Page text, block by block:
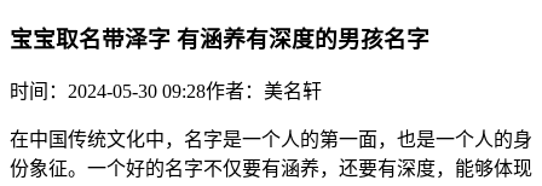
宝宝取名带泽字 有涵养有深度的男孩名字
时间：2024-05-30 09:28作者：美名轩
在中国传统文化中，名字是一个人的第一面，也是一个人的身
份象征。一个好的名字不仅要有涵养，还要有深度，能够体现